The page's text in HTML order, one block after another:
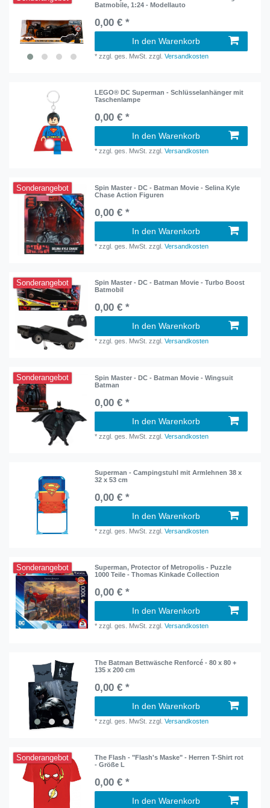
Batmobile, 1:24 - Modellauto
0,00 € *
In den Warenkorb
*zzgl. ges. MwSt. zzgl.Versandkosten
LEGO® DC Superman - Schlüsselanhänger mit
Taschenlampe
0,00 € *
In den Warenkorb
*zzgl. ges. MwSt. zzgl.Versandkosten
Sonderangebot
Spin Master - DC - Batman Movie - Selina Kyle
Chase Action Figuren
0,00 € *
In den Warenkorb
*zzgl. ges. MwSt. zzgl.Versandkosten
Sonderangebot
Spin Master - DC - Batman Movie - Turbo Boost
Batmobil
0,00 € *
In den Warenkorb
*zzgl. ges. MwSt. zzgl.Versandkosten
Sonderangebot
Spin Master - DC - Batman Movie - Wingsuit
Batman
0,00 € *
In den Warenkorb
*zzgl. ges. MwSt. zzgl.Versandkosten
Superman - Campingstuhl mit Armlehnen 38 x
32 x 53 cm
0,00 € *
In den Warenkorb
*zzgl. ges. MwSt. zzgl.Versandkosten
Sonderangebot
Superman, Protector of Metropolis - Puzzle
1000 Teile - Thomas Kinkade Collection
0,00 € *
In den Warenkorb
*zzgl. ges. MwSt. zzgl.Versandkosten
The Batman Bettwäsche Renforcé - 80 x 80 +
135 x 200 cm
0,00 € *
In den Warenkorb
*zzgl. ges. MwSt. zzgl.Versandkosten
Sonderangebot
The Flash - "Flash's Maske" - Herren T-Shirt rot
- Größe L
0,00 € *
In den Warenkorb